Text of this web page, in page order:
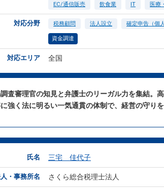
EC/通信販売 飲食業 IT 医療
対応分野 税務顧問 法人設立 確定申告（個人
資金調達
対応エリア 全国
査審理官の知見と弁護士のリーガル力を集結。
強く法に明るい一気通貫の体制で、経営の守りを
氏名 三宅 佳代子
・事務所名 さくら総合税理士法人